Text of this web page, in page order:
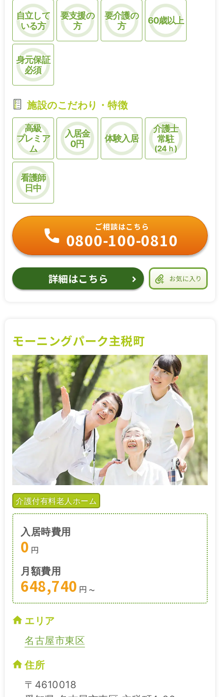
自立して
いる方
要支援の
方
要介護の
方
60歳以上
身元保証
必須
施設のこだわり・特徴
高級
プレミア
ム
入居金
0円
体験入居
介護士
常駐
(24ｈ)
看護師
日中
お気に入り
ご相談はこちら
0800-100-0810
詳細はこちら
モーニングパーク主税町
介護付有料老人ホーム
入居時費用
0 円
月額費用
648,740 円 〜
エリア
名古屋市東区
住所
〒4610018